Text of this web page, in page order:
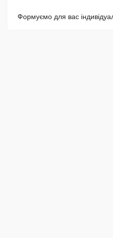
Формуємо для вас